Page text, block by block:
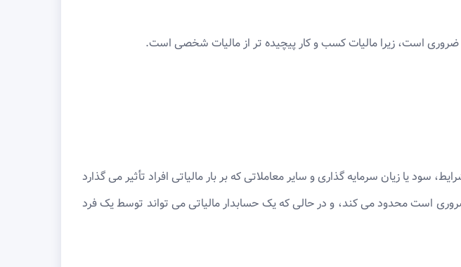
است، زیرا مالیات کسب و کار پیچیده تر از مالیات شخصی است.
سود یا زیان سرمایه گذاری و سایر معاملاتی که بر بار مالیاتی افراد تأثیر می گذارد
ضروری است محدود می کند، و در حالی که یک حسابدار مالیاتی می تواند توسط یک فرد